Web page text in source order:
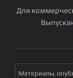
Для
Материалы,